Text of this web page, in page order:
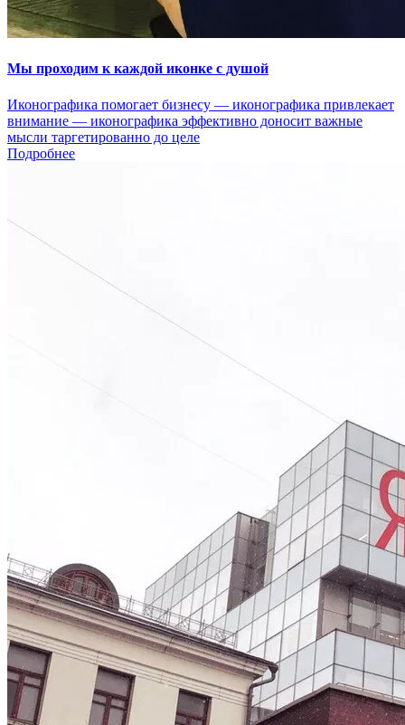
Мы проходим к каждой иконке с душой
Иконографика помогает бизнесу — иконографика привлекает
внимание — иконографика эффективно доносит важные
мысли таргетированно до целе
Подробнее